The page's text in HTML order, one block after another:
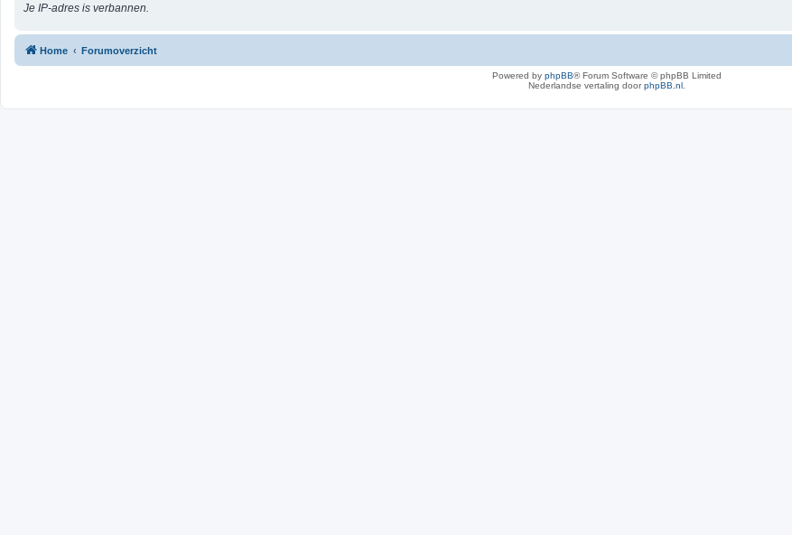
Je IP-adres is verbannen.
Home Forumoverzicht
Powered by phpBB® Forum Software © phpBB Limited
Nederlandse vertaling doorphpBB.nl